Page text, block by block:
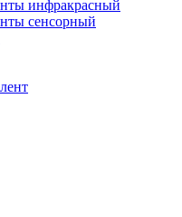
инфракрасный
сенсорный